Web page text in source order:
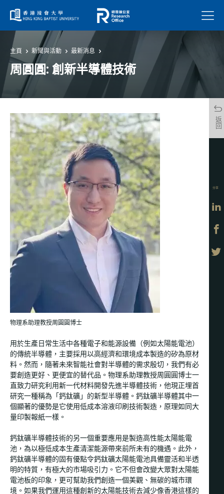
菜單
主頁 新聞與活動 最新消息
周圓圓: 創新半導體技術
返回
物理系助理教授周圓圓博士
用於生產日常生活中各種電子和能源設備（例如太陽能電池）
的傳統半導體，主要採用以高經濟和環境成本製造的矽為原材
料。然而，隨著未來智能社會對半導體的需求殷切，我們有必
要創造更好、更便宜的替代品。物理系助理教授周圓圓博士一
直致力研究利用新一代材料開發先進半導體技術，他現正埋首
研究一種稱為「鈣鈦礦」的新型半導體。鈣鈦礦半導體其中一
個顯著的優勢是它使用低成本溶液印刷技術製造，原理如同大
量印製報紙一樣。
鈣鈦礦半導體技術的另一個重要應用是製造高性能太陽能電
池，為以極低成本生產清潔能源帶來前所未有的機遇。此外，
鈣鈦礦半導體的固有優點令鈣鈦礦太陽能電池具備靈活和半透
明的特質，有極大的市場吸引力。它不但會改變大眾對太陽能
電池板的印象，更可幫助我們創造一個美觀、無碳的城市環
境。如果我們運用這種創新的太陽能技術去減少像香港這樣的
分享